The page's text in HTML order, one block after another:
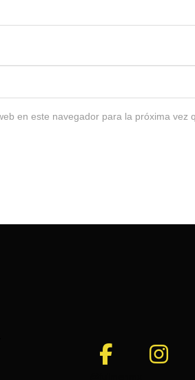
en este navegador para la próxima vez